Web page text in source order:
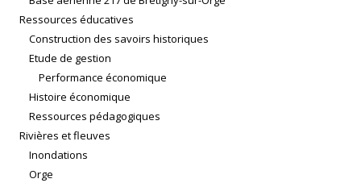
Ressources éducatives
Construction des savoirs historiques
Etude de gestion
Performance économique
Histoire économique
Ressources pédagogiques
Rivières et fleuves
Inondations
Orge